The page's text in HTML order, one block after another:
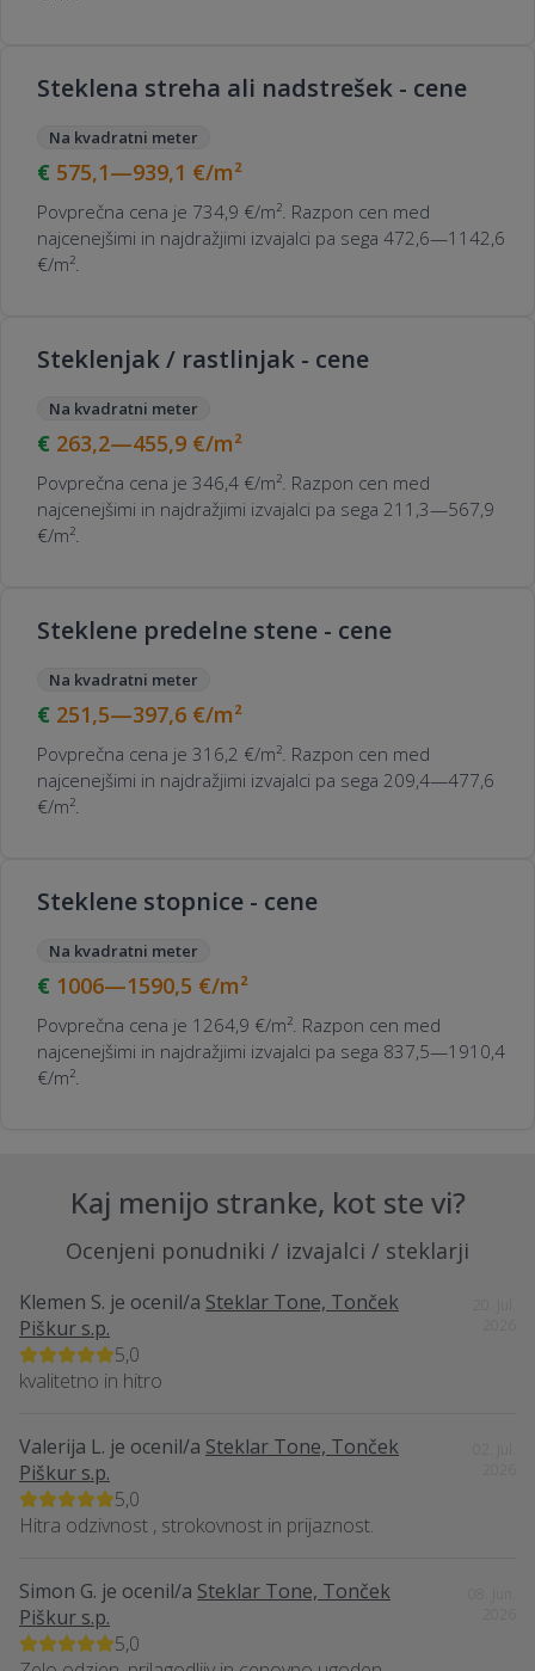
Steklena streha ali nadstrešek - cene
Na kvadratni meter
575,1—939,1 €/m²
Povprečna cena je 734,9 €/m². Razpon cen med
najcenejšimi in najdražjimi izvajalci pa sega 472,6—1142,6
€/m².
Steklenjak / rastlinjak - cene
Na kvadratni meter
263,2—455,9 €/m²
Povprečna cena je 346,4 €/m². Razpon cen med
najcenejšimi in najdražjimi izvajalci pa sega 211,3—567,9
€/m².
Steklene predelne stene - cene
Na kvadratni meter
251,5—397,6 €/m²
Povprečna cena je 316,2 €/m². Razpon cen med
najcenejšimi in najdražjimi izvajalci pa sega 209,4—477,6
€/m².
Steklene stopnice - cene
Na kvadratni meter
1006—1590,5 €/m²
Povprečna cena je 1264,9 €/m². Razpon cen med
najcenejšimi in najdražjimi izvajalci pa sega 837,5—1910,4
€/m².
Kaj menijo stranke, kot ste vi?
Ocenjeni ponudniki / izvajalci / steklarji
Klemen S. je ocenil/a Steklar Tone, Tonček
Piškur s.p.
5,0
kvalitetno in hitro
Valerija L. je ocenil/a Steklar Tone, Tonček
Piškur s.p.
5,0
Hitra odzivnost , strokovnost in prijaznost.
Simon G. je ocenil/a Steklar Tone, Tonček
Piškur s.p.
5,0